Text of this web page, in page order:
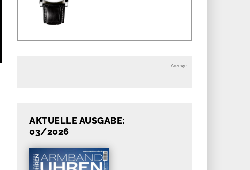
Anzeige
AKTUELLE AUSGABE:
03/2026